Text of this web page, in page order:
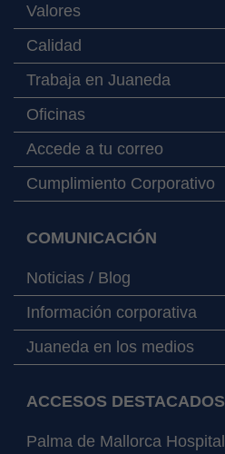
Valores
Calidad
Trabaja en Juaneda
Oficinas
Accede a tu correo
Cumplimiento Corporativo
COMUNICACIÓN
Noticias / Blog
Información corporativa
Juaneda en los medios
ACCESOS DESTACADOS
Palma de Mallorca Hospital